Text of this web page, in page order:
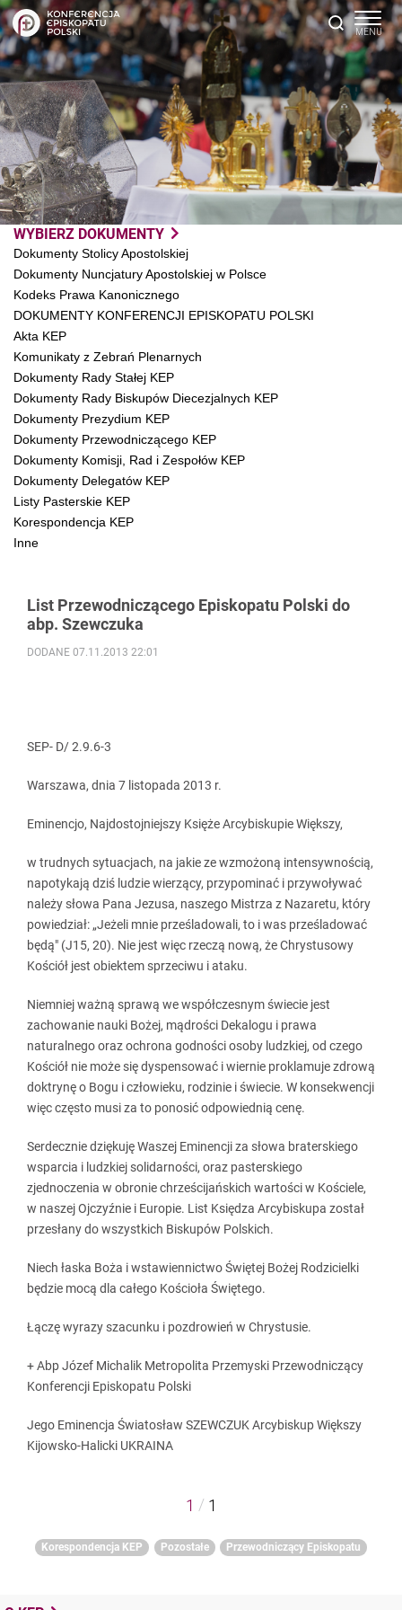
WYBIERZ DOKUMENTY
Dokumenty Stolicy Apostolskiej
Dokumenty Nuncjatury Apostolskiej w Polsce
Kodeks Prawa Kanonicznego
DOKUMENTY KONFERENCJI EPISKOPATU POLSKI
Akta KEP
Komunikaty z Zebrań Plenarnych
Dokumenty Rady Stałej KEP
Dokumenty Rady Biskupów Diecezjalnych KEP
Dokumenty Prezydium KEP
Dokumenty Przewodniczącego KEP
Dokumenty Komisji, Rad i Zespołów KEP
Dokumenty Delegatów KEP
Listy Pasterskie KEP
Korespondencja KEP
Inne
List Przewodniczącego Episkopatu Polski do
abp. Szewczuka
DODANE 07.11.2013 22:01
SEP- D/ 2.9.6-3
Warszawa, dnia 7 listopada 2013 r.
Eminencjo, Najdostojniejszy Księże Arcybiskupie Większy,
w trudnych sytuacjach, na jakie ze wzmożoną intensywnością,
napotykają dziś ludzie wierzący, przypominać i przywoływać
należy słowa Pana Jezusa, naszego Mistrza z Nazaretu, który
powiedział: „Jeżeli mnie prześladowali, to i was prześladować
będą" (J15, 20). Nie jest więc rzeczą nową, że Chrystusowy
Kościół jest obiektem sprzeciwu i ataku.
Niemniej ważną sprawą we współczesnym świecie jest
zachowanie nauki Bożej, mądrości Dekalogu i prawa
naturalnego oraz ochrona godności osoby ludzkiej, od czego
Kościół nie może się dyspensować i wiernie proklamuje zdrową
doktrynę o Bogu i człowieku, rodzinie i świecie. W konsekwencji
więc często musi za to ponosić odpowiednią cenę.
Serdecznie dziękuję Waszej Eminencji za słowa braterskiego
wsparcia i ludzkiej solidarności, oraz pasterskiego
zjednoczenia w obronie chrześcijańskich wartości w Kościele,
w naszej Ojczyźnie i Europie. List Księdza Arcybiskupa został
przesłany do wszystkich Biskupów Polskich.
Niech łaska Boża i wstawiennictwo Świętej Bożej Rodzicielki
będzie mocą dla całego Kościoła Świętego.
Łączę wyrazy szacunku i pozdrowień w Chrystusie.
+ Abp Józef Michalik Metropolita Przemyski Przewodniczący
Konferencji Episkopatu Polski
Jego Eminencja Światosław SZEWCZUK Arcybiskup Większy
Kijowsko-Halicki UKRAINA
1 / 1
Korespondencja KEP Pozostałe Przewodniczący Episkopatu